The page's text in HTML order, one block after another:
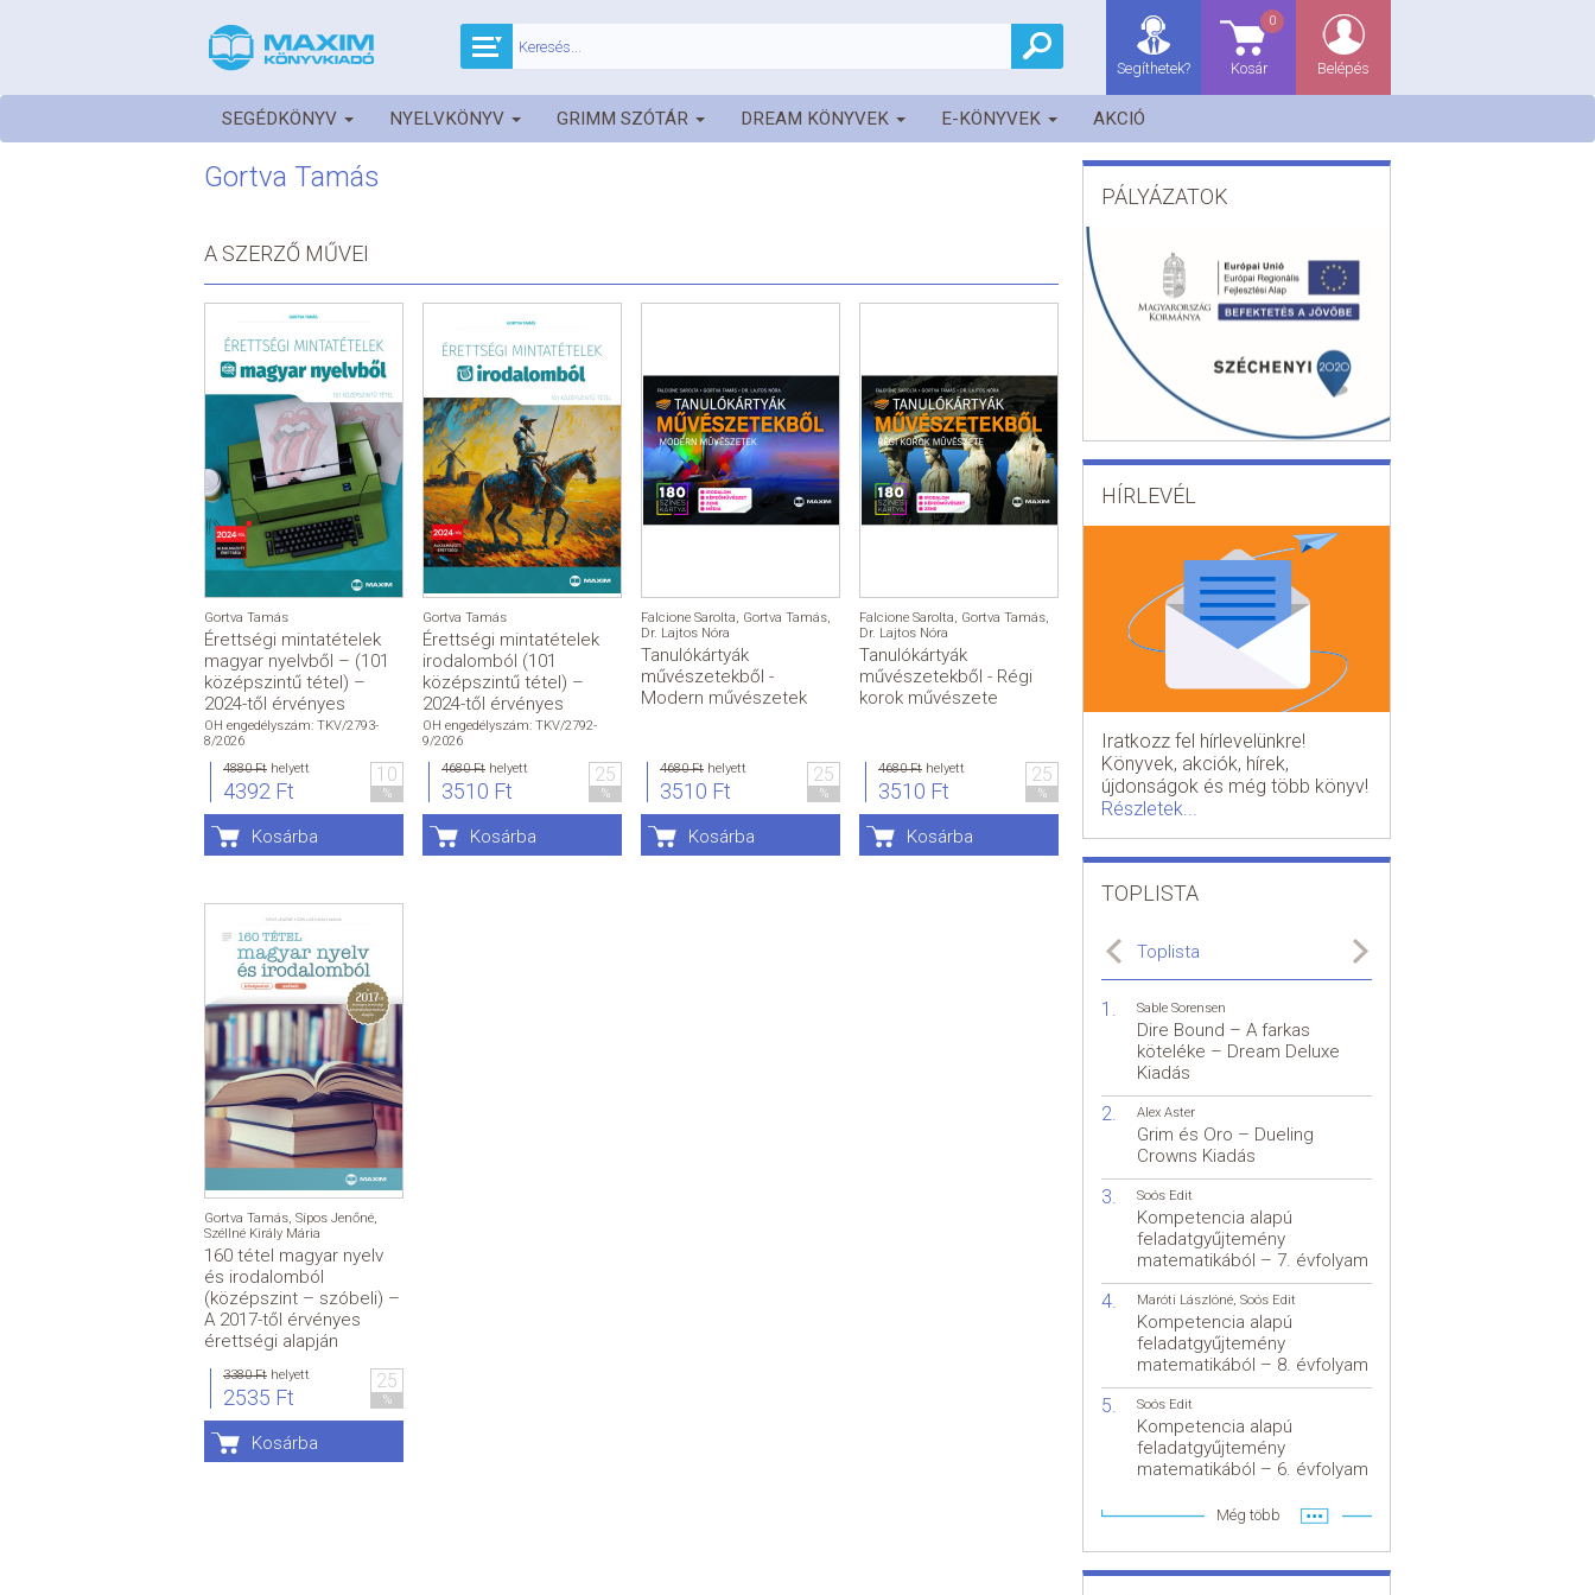
Belépés
Kosár
0
Segíthetek?
SEGÉDKÖNYV NYELVKÖNYV GRIMM SZÓTÁR DREAM KÖNYVEK E-KÖNYVEK AKCIÓ
Gortva Tamás
A SZERZŐ MŰVEI
Gortva Tamás
Érettségi mintatételek
magyar nyelvből – (101
középszintű tétel) –
2024-től érvényes
OH engedélyszám: TKV/2793-
8/2026
4880 Ft helyett
4392 Ft
10
%
Kosárba
Gortva Tamás
Érettségi mintatételek
irodalomból (101
középszintű tétel) –
2024-től érvényes
OH engedélyszám: TKV/2792-
9/2026
4680 Ft helyett
3510 Ft
25
%
Kosárba
Falcione Sarolta, Gortva Tamás,
Dr. Lajtos Nóra
Tanulókártyák
művészetekből -
Modern művészetek
4680 Ft helyett
3510 Ft
25
%
Kosárba
Falcione Sarolta, Gortva Tamás,
Dr. Lajtos Nóra
Tanulókártyák
művészetekből - Régi
korok művészete
4680 Ft helyett
3510 Ft
25
%
Kosárba
Gortva Tamás, Sípos Jenőné,
Széllné Király Mária
160 tétel magyar nyelv
és irodalomból
(középszint – szóbeli) –
A 2017-től érvényes
érettségi alapján
3380 Ft helyett
2535 Ft
25
%
Kosárba
PÁLYÁZATOK
HÍRLEVÉL
Iratkozz fel hírlevelünkre!
Könyvek, akciók, hírek,
újdonságok és még több könyv!
Részletek...
TOPLISTA
Toplista
Sable Sorensen
Dire Bound – A farkas
köteléke – Dream Deluxe
Kiadás
Alex Aster
Grim és Oro – Dueling
Crowns Kiadás
Soós Edit
Kompetencia alapú
feladatgyűjtemény
matematikából – 7. évfolyam
Maróti Lászlóné, Soós Edit
Kompetencia alapú
feladatgyűjtemény
matematikából – 8. évfolyam
Soós Edit
Kompetencia alapú
feladatgyűjtemény
matematikából – 6. évfolyam
Még több